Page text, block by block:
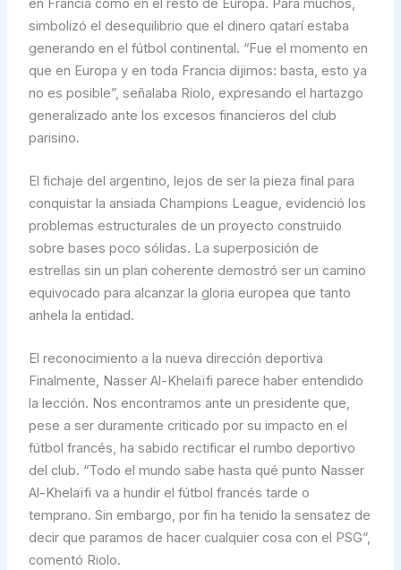
en Francia como en el resto de Europa. Para muchos,
simbolizó el desequilibrio que el dinero qatarí estaba
generando en el fútbol continental. “Fue el momento en
que en Europa y en toda Francia dijimos: basta, esto ya
no es posible”, señalaba Riolo, expresando el hartazgo
generalizado ante los excesos financieros del club
parisino.
El fichaje del argentino, lejos de ser la pieza final para
conquistar la ansiada Champions League, evidenció los
problemas estructurales de un proyecto construido
sobre bases poco sólidas. La superposición de
estrellas sin un plan coherente demostró ser un camino
equivocado para alcanzar la gloria europea que tanto
anhela la entidad.
El reconocimiento a la nueva dirección deportiva
Finalmente, Nasser Al-Khelaïfi parece haber entendido
la lección. Nos encontramos ante un presidente que,
pese a ser duramente criticado por su impacto en el
fútbol francés, ha sabido rectificar el rumbo deportivo
del club. “Todo el mundo sabe hasta qué punto Nasser
Al-Khelaïfi va a hundir el fútbol francés tarde o
temprano. Sin embargo, por fin ha tenido la sensatez de
decir que paramos de hacer cualquier cosa con el PSG”,
comentó Riolo.